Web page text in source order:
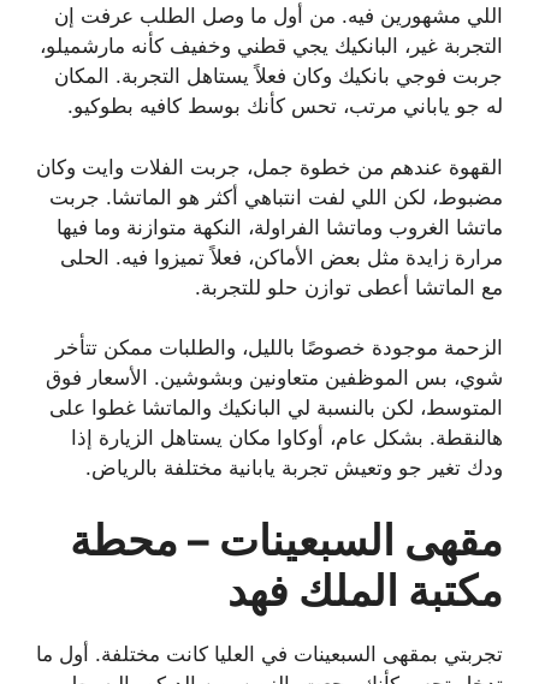
اللي مشهورين فيه. من أول ما وصل الطلب عرفت إن
التجربة غير، البانكيك يجي قطني وخفيف كأنه مارشميلو،
جربت فوجي بانكيك وكان فعلاً يستاهل التجربة. المكان
له جو ياباني مرتب، تحس كأنك بوسط كافيه بطوكيو.
القهوة عندهم من خطوة جمل، جربت الفلات وايت وكان
مضبوط، لكن اللي لفت انتباهي أكثر هو الماتشا. جربت
ماتشا الغروب وماتشا الفراولة، النكهة متوازنة وما فيها
مرارة زايدة مثل بعض الأماكن، فعلاً تميزوا فيه. الحلى
مع الماتشا أعطى توازن حلو للتجربة.
الزحمة موجودة خصوصًا بالليل، والطلبات ممكن تتأخر
شوي، بس الموظفين متعاونين وبشوشين. الأسعار فوق
المتوسط، لكن بالنسبة لي البانكيك والماتشا غطوا على
هالنقطة. بشكل عام، أوكاوا مكان يستاهل الزيارة إذا
ودك تغير جو وتعيش تجربة يابانية مختلفة بالرياض.
مقهى السبعينات – محطة
مكتبة الملك فهد
تجربتي بمقهى السبعينات في العليا كانت مختلفة. أول ما